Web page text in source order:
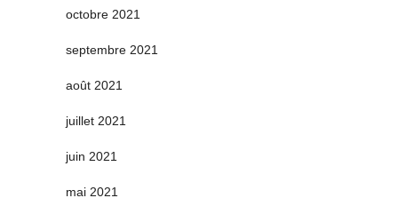
octobre 2021
septembre 2021
août 2021
juillet 2021
juin 2021
mai 2021